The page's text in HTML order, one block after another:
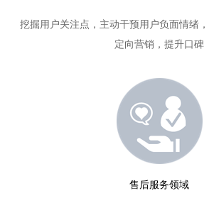
挖掘用户关注点，主动干预用户负面情绪
定向营销，提升口碑
售后服务领域